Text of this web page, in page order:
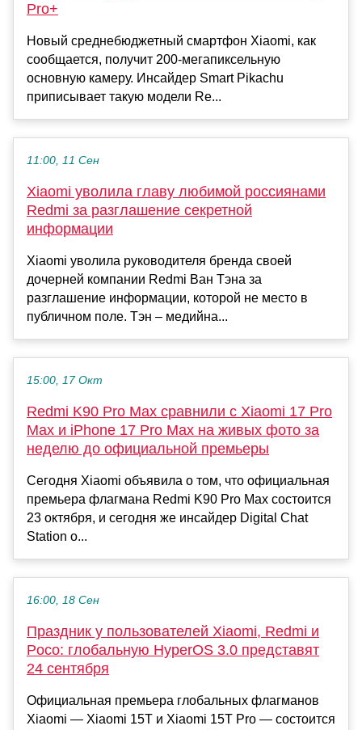
Pro+
Новый среднебюджетный смартфон Xiaomi, как
сообщается, получит 200-мегапиксельную
основную камеру. Инсайдер Smart Pikachu
приписывает такую модели Re...
11:00, 11 Сен
Xiaomi уволила главу любимой россиянами
Redmi за разглашение секретной
информации
Xiaomi уволила руководителя бренда своей
дочерней компании Redmi Ван Тэна за
разглашение информации, которой не место в
публичном поле. Тэн – медийна...
15:00, 17 Окт
Redmi K90 Pro Max сравнили с Xiaomi 17 Pro
Max и iPhone 17 Pro Max на живых фото за
неделю до официальной премьеры
Сегодня Xiaomi объявила о том, что официальная
премьера флагмана Redmi K90 Pro Max состоится
23 октября, и сегодня же инсайдер Digital Chat
Station о...
16:00, 18 Сен
Праздник у пользователей Xiaomi, Redmi и
Poco: глобальную HyperOS 3.0 представят
24 сентября
Официальная премьера глобальных флагманов
Xiaomi — Xiaomi 15T и Xiaomi 15T Pro — состоится